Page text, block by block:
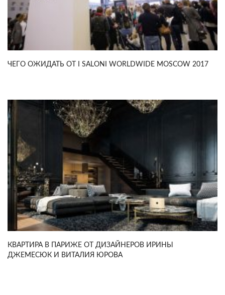
ЧЕГО ОЖИДАТЬ ОТ I SALONI WORLDWIDE MOSCOW 2017
КВАРТИРА В ПАРИЖЕ ОТ ДИЗАЙНЕРОВ ИРИНЫ
ДЖЕМЕСЮК И ВИТАЛИЯ ЮРОВА